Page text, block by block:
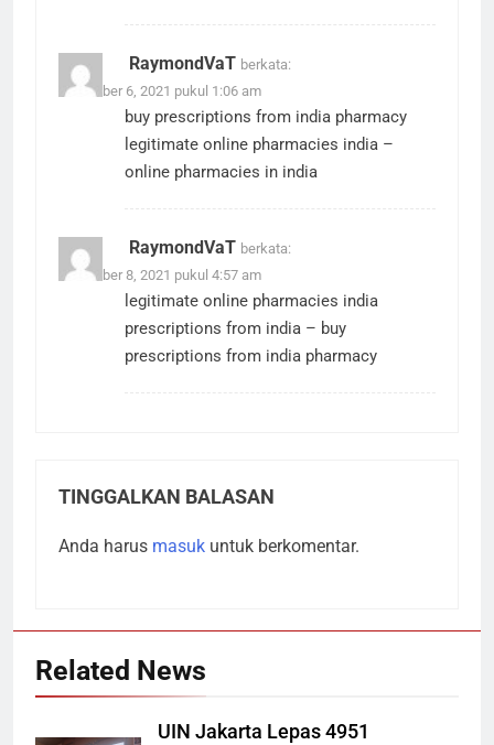
RaymondVaT berkata:
November 6, 2021 pukul 1:06 am
buy prescriptions from india pharmacy
legitimate online pharmacies india –
online pharmacies in india
RaymondVaT berkata:
November 8, 2021 pukul 4:57 am
legitimate online pharmacies india
prescriptions from india – buy
prescriptions from india pharmacy
TINGGALKAN BALASAN
Anda harus masuk untuk berkomentar.
Related News
UIN Jakarta Lepas 4951